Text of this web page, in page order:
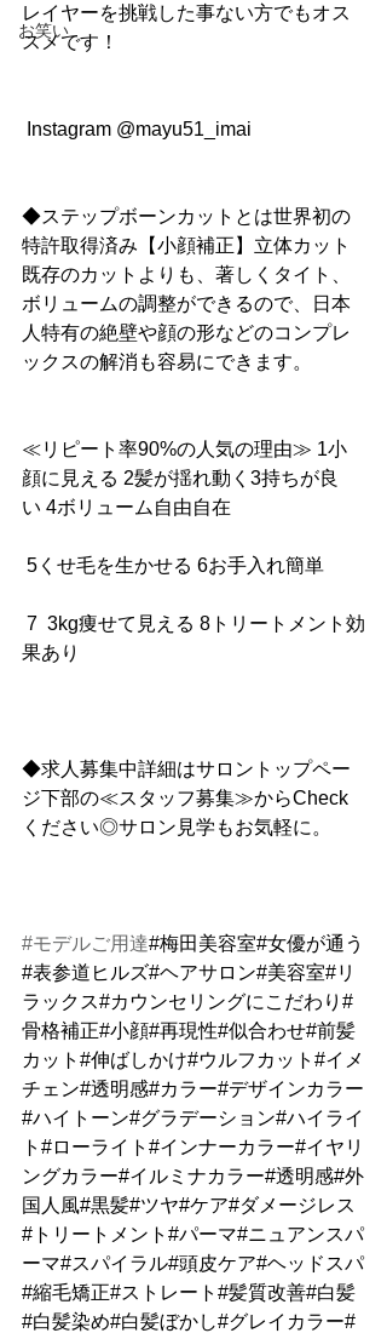
お笑い
レイヤーを挑戦した事ない方でもオス
スメです！
Instagram @mayu51_imai
◆ステップボーンカットとは世界初の
特許取得済み【小顔補正】立体カット
既存のカットよりも、著しくタイト、
ボリュームの調整ができるので、日本
人特有の絶壁や顔の形などのコンプレ
ックスの解消も容易にできます。
≪リピート率90%の人気の理由≫ 1小
顔に見える 2髪が揺れ動く3持ちが良
い 4ボリューム自由自在
5くせ毛を生かせる 6お手入れ簡単
7  3kg痩せて見える 8トリートメント効
果あり
◆求人募集中詳細はサロントップペー
ジ下部の≪スタッフ募集≫からCheck
ください◎サロン見学もお気軽に。
#モデルご用達#梅田美容室#女優が通う
#表参道ヒルズ#ヘアサロン#美容室#リ
ラックス#カウンセリングにこだわり#
骨格補正#小顔#再現性#似合わせ#前髪
カット#伸ばしかけ#ウルフカット#イメ
チェン#透明感#カラー#デザインカラー
#ハイトーン#グラデーション#ハイライ
ト#ローライト#インナーカラー#イヤリ
ングカラー#イルミナカラー#透明感#外
国人風#黒髪#ツヤ#ケア#ダメージレス
#トリートメント#パーマ#ニュアンスパ
ーマ#スパイラル#頭皮ケア#ヘッドスパ
#縮毛矯正#ストレート#髪質改善#白髪
#白髪染め#白髪ぼかし#グレイカラー#